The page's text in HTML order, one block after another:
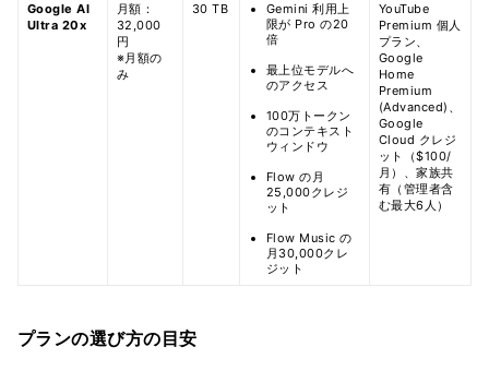
Google AI
Ultra 20x
月額：
32,000
円
※月額の
み
30 TB
Gemini 利用上
限が Pro の20
倍
最上位モデルへ
のアクセス
100万トークン
のコンテキスト
ウィンドウ
Flow の月
25,000クレジ
ット
Flow Music の
月30,000クレ
ジット
YouTube
Premium 個人
プラン、
Google
Home
Premium
(Advanced)、
Google
Cloud クレジ
ット（$100/
月）、家族共
有（管理者含
む最大6人）
プランの選び方の目安